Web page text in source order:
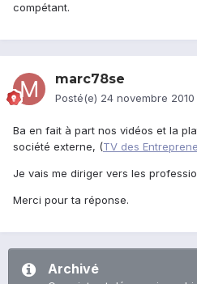
compétant.
marc78se
Posté(e) 24 novembre 2010
Ba en fait à part nos vidéos et la
société externe, (TV des
Je vais me diriger vers les
Merci pour ta réponse.
Archivé